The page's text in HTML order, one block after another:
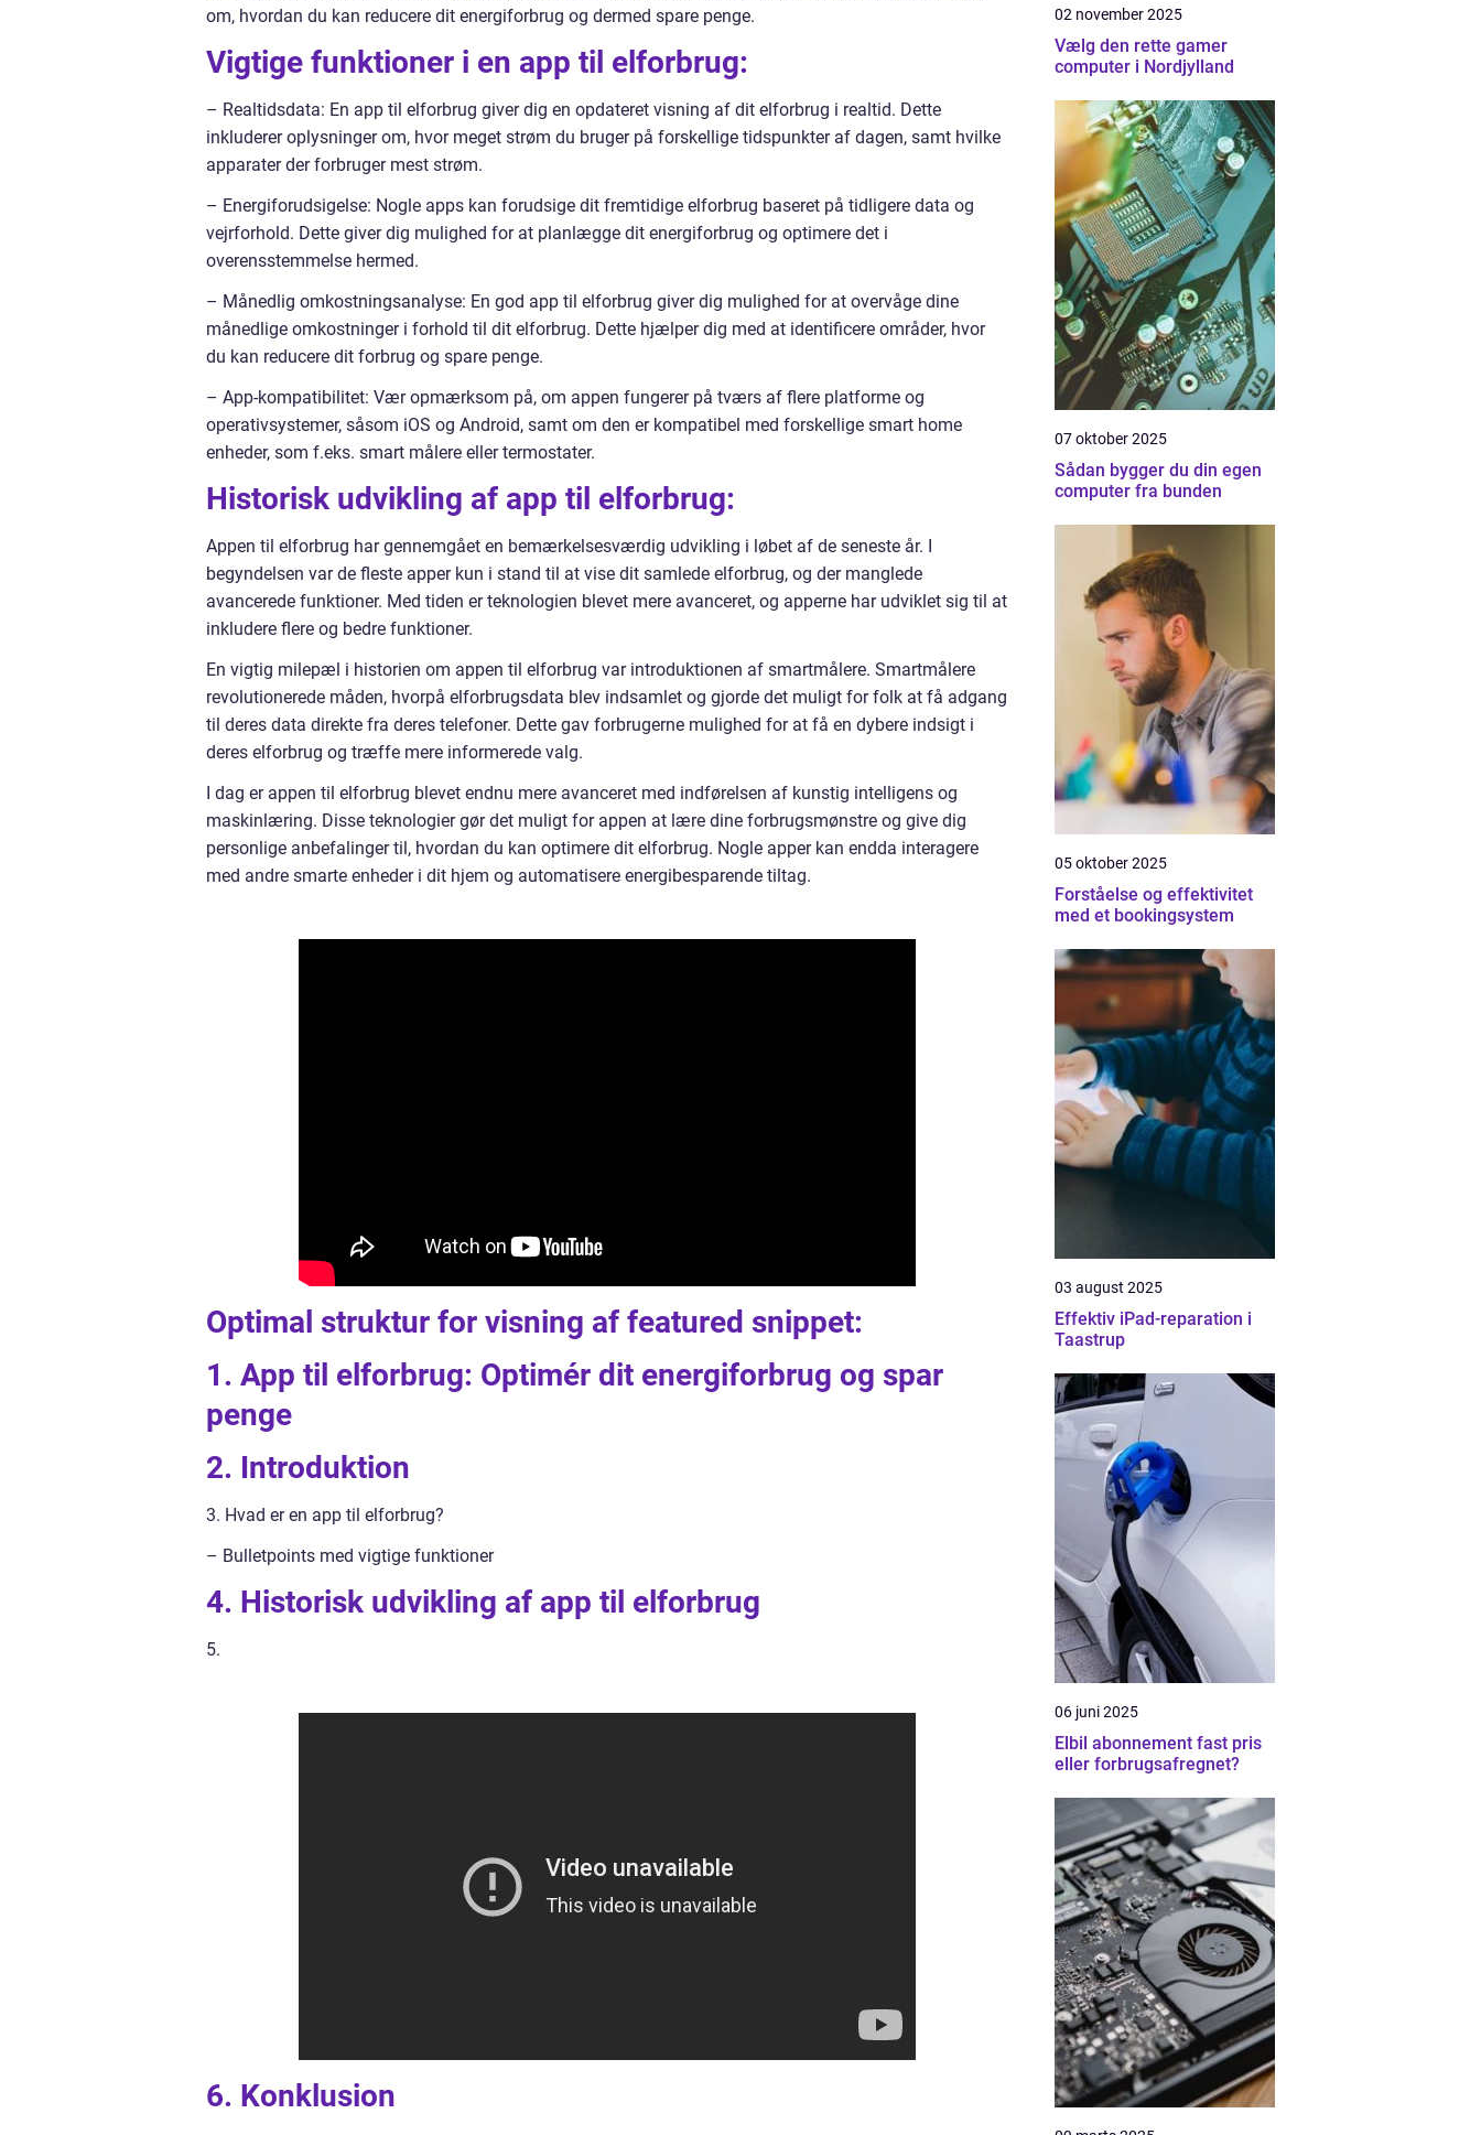
om, hvordan du kan reducere dit energiforbrug og dermed spare penge.
Vigtige funktioner i en app til elforbrug:
– Realtidsdata: En app til elforbrug giver dig en opdateret visning af dit elforbrug i realtid. Dette
inkluderer oplysninger om, hvor meget strøm du bruger på forskellige tidspunkter af dagen, samt hvilke
apparater der forbruger mest strøm.
– Energiforudsigelse: Nogle apps kan forudsige dit fremtidige elforbrug baseret på tidligere data og
vejrforhold. Dette giver dig mulighed for at planlægge dit energiforbrug og optimere det i
overensstemmelse hermed.
– Månedlig omkostningsanalyse: En god app til elforbrug giver dig mulighed for at overvåge dine
månedlige omkostninger i forhold til dit elforbrug. Dette hjælper dig med at identificere områder, hvor
du kan reducere dit forbrug og spare penge.
– App-kompatibilitet: Vær opmærksom på, om appen fungerer på tværs af flere platforme og
operativsystemer, såsom iOS og Android, samt om den er kompatibel med forskellige smart home
enheder, som f.eks. smart målere eller termostater.
Historisk udvikling af app til elforbrug:
Appen til elforbrug har gennemgået en bemærkelsesværdig udvikling i løbet af de seneste år. I
begyndelsen var de fleste apper kun i stand til at vise dit samlede elforbrug, og der manglede
avancerede funktioner. Med tiden er teknologien blevet mere avanceret, og apperne har udviklet sig til at
inkludere flere og bedre funktioner.
En vigtig milepæl i historien om appen til elforbrug var introduktionen af smartmålere. Smartmålere
revolutionerede måden, hvorpå elforbrugsdata blev indsamlet og gjorde det muligt for folk at få adgang
til deres data direkte fra deres telefoner. Dette gav forbrugerne mulighed for at få en dybere indsigt i
deres elforbrug og træffe mere informerede valg.
I dag er appen til elforbrug blevet endnu mere avanceret med indførelsen af kunstig intelligens og
maskinlæring. Disse teknologier gør det muligt for appen at lære dine forbrugsmønstre og give dig
personlige anbefalinger til, hvordan du kan optimere dit elforbrug. Nogle apper kan endda interagere
med andre smarte enheder i dit hjem og automatisere energibesparende tiltag.
Optimal struktur for visning af featured snippet:
1. App til elforbrug: Optimér dit energiforbrug og spar
penge
2. Introduktion
3. Hvad er en app til elforbrug?
– Bulletpoints med vigtige funktioner
4. Historisk udvikling af app til elforbrug
5.
6. Konklusion
02 november 2025
Vælg den rette gamer
computer i Nordjylland
07 oktober 2025
Sådan bygger du din egen
computer fra bunden
05 oktober 2025
Forståelse og effektivitet
med et bookingsystem
03 august 2025
Effektiv iPad-reparation i
Taastrup
06 juni 2025
Elbil abonnement fast pris
eller forbrugsafregnet?